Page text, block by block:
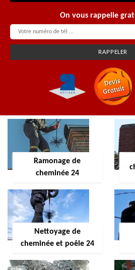
On vous rappelle
Ramonage de
cheminée 24
Nettoyage de
cheminée et poêle 24